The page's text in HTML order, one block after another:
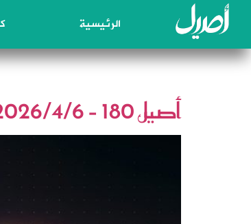
الرئيسية
اليوم:6 أبريل، 2026
أصيل 180 – 2026/4/6